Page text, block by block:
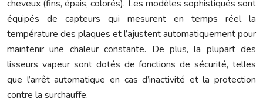
cheveux (fins, épais, colorés). Les modèles sophistiqués sont
équipés de capteurs qui mesurent en temps réel la
température des plaques et l’ajustent automatiquement pour
maintenir une chaleur constante. De plus, la plupart des
lisseurs vapeur sont dotés de fonctions de sécurité, telles
que l’arrêt automatique en cas d’inactivité et la protection
contre la surchauffe.